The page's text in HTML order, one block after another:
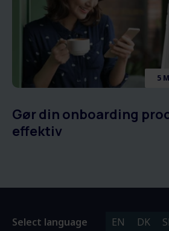
5
Gør din onboarding
effektiv
Select language EN DK